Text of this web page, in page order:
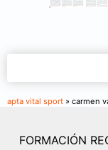
apta vital sport » carmen
FORMACIÓN